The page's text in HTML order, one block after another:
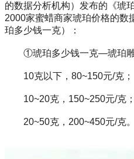
的数据分析机构）发布的《琥
2000家蜜蜡商家琥珀价格的数
珀多少钱一克）：
①琥珀多少钱一克—琥珀雕
10克以下，80~150元/克；
10~20克，150~250元/克；
20~50克，200~450元/克。